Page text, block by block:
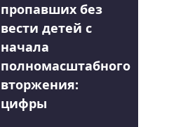
пропавших без
вести детей с
начала
полномасштабного
вторжения:
цифры